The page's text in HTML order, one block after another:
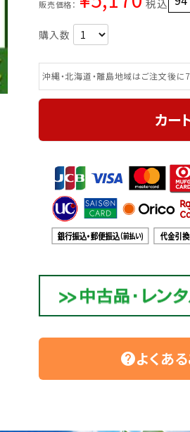
販売価格： 税込
沖縄・北海道・離島地域はご注文後
カー
helpよくあ